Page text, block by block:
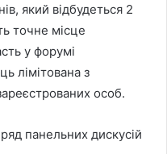
який відбудеться 2
точне місце
у форумі
лімітована з
особ.
панельних дискусiй